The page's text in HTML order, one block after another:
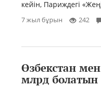
кейін, Париждегі
7 жыл бұрын 242
Өзбекстан
млрд